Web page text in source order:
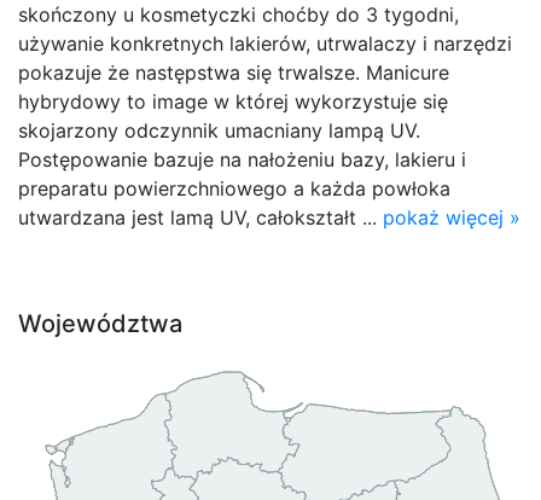
skończony u kosmetyczki choćby do 3 tygodni,
używanie konkretnych lakierów, utrwalaczy i narzędzi
pokazuje że następstwa się trwalsze. Manicure
hybrydowy to image w której wykorzystuje się
skojarzony odczynnik umacniany lampą UV.
Postępowanie bazuje na nałożeniu bazy, lakieru i
preparatu powierzchniowego a każda powłoka
utwardzana jest lamą UV, całokształt ... pokaż więcej »
Województwa